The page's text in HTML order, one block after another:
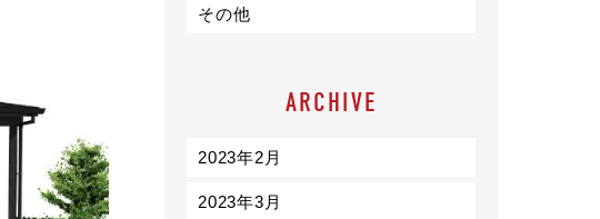
ブログ
スタッフ紹介
採用情報
その他
ARCHIVE
2023年2月
2023年3月